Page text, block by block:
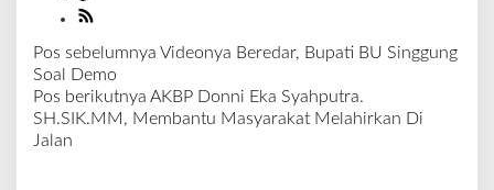
N
a
v
i
Pos sebelumnya Videonya Beredar, Bupati BU Singgung
Soal Demo
Pos berikutnya AKBP Donni Eka Syahputra.
SH.SIK.MM, Membantu Masyarakat Melahirkan Di
Jalan